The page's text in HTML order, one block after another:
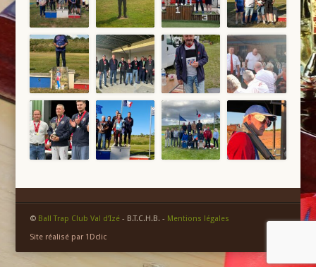
© Ball Trap Club Val d’Izé - B.T.C.H.B. - Mentions légales
Site réalisé par 1Dclic